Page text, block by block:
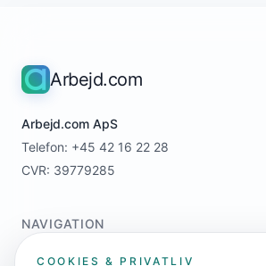
Arbejd.com
Arbejd.com ApS
Telefon: +45 42 16 22 28
CVR: 39779285
NAVIGATION
Home
COOKIES & PRIVATLIV